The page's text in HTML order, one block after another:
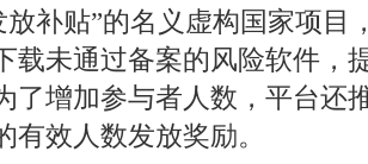
放补贴”的名义虚构国家项目
载未通过备案的风险软件，
了增加参与者人数，平台还
有效人数发放奖励。